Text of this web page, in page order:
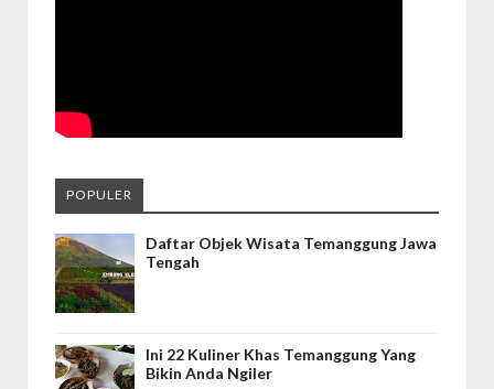
POPULER
Daftar Objek Wisata Temanggung Jawa
Tengah
Ini 22 Kuliner Khas Temanggung Yang
Bikin Anda Ngiler